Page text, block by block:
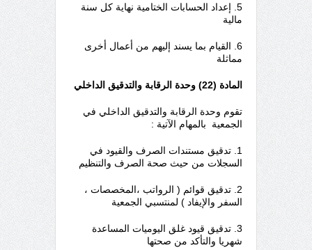
5. إعداد الحسابات الختامية نهاية كل سنة
مالية
6. القيام بما يسند إليهم من أعمال أخرى
مماثلة
المادة (22) وحدة الرقابة والتدقيق الداخلي
تقوم وحدة الرقابة والتدقيق الداخلي في
الجمعية بالمهام الآتية :
1. تدقيق مستندات الصرف والقيود في
السجلات من حيث صحة الصرف والتنظيم
2. تدقيق قوائم ( الرواتب ،المخصصات ،
السفر والإيفاد ) لمنتسبي الجمعية
3. تدقيق قيود غلق اليوميات المساعدة
شهريا والتأكد من صحتها